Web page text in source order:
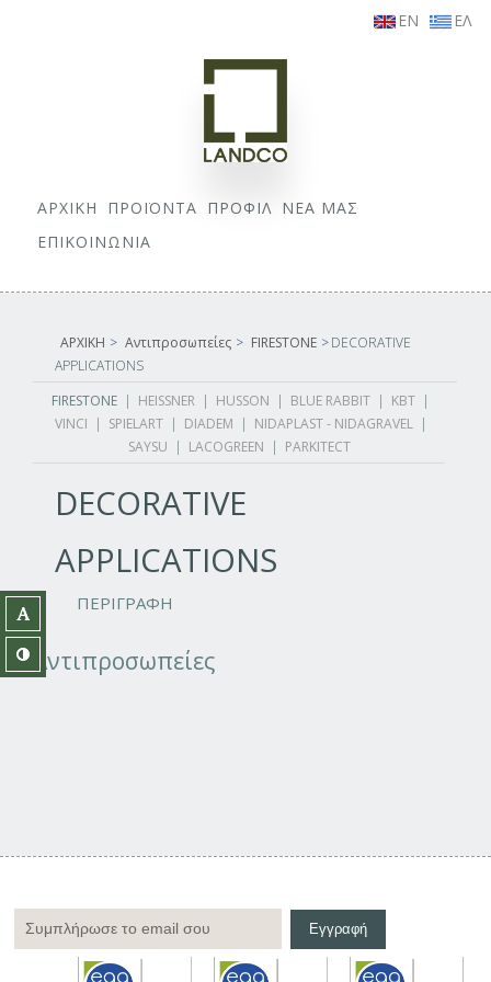
EN ΕΛ
ΑΡΧΙΚΗ ΠΡΟΪΟΝΤΑ ΠΡΟΦΙΛ ΝΕΑ ΜΑΣ
ΕΠΙΚΟΙΝΩΝΙΑ
ΑΡΧΙΚΗ > Αντιπροσωπείες > FIRESTONE >DECORATIVE
APPLICATIONS
FIRESTONE | HEISSNER | HUSSON | BLUE RABBIT | KBT |
VINCI | SPIELART | DIADEM | NIDAPLAST - NIDAGRAVEL |
SAYSU | LACOGREEN | PARKITECT
DECORATIVE
APPLICATIONS
ΠΕΡΙΓΡΑΦΗ
Αντιπροσωπείες